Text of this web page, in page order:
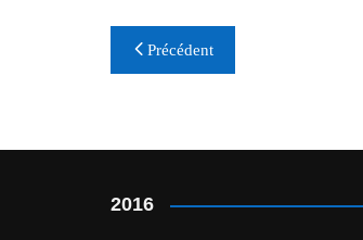
Navigation
de
Précédent
2016